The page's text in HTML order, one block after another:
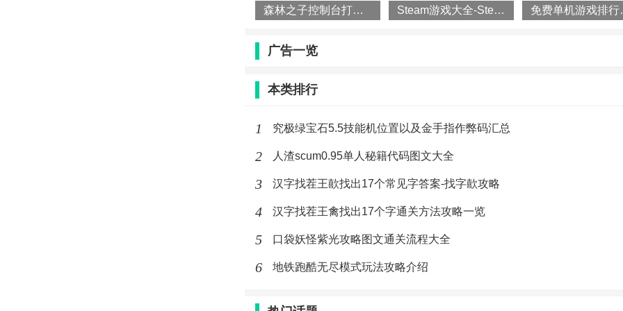
森林之子控制台打开方法攻略一览 Steam游戏大全-Steam平台游戏排行榜 免费单
广告一览
本类排行
1 究极绿宝石5.5技能机位置以及金手指作弊码汇总
2 人渣scum0.95单人秘籍代码图文大全
3 汉字找茬王歖找出17个常见字答案-找字歖攻略
4 汉字找茬王禽找出17个字通关方法攻略一览
5 口袋妖怪紫光攻略图文通关流程大全
6 地铁跑酷无尽模式玩法攻略介绍